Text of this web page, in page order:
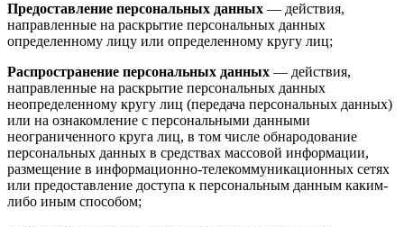
Предоставление персональных данных — действия,
направленные на раскрытие персональных данных
определенному лицу или определенному кругу лиц;
Распространение персональных данных — действия,
направленные на раскрытие персональных данных
неопределенному кругу лиц (передача персональных данных)
или на ознакомление с персональными данными
неограниченного круга лиц, в том числе обнародование
персональных данных в средствах массовой информации,
размещение в информационно-телекоммуникационных сетях
или предоставление доступа к персональным данным каким-
либо иным способом;